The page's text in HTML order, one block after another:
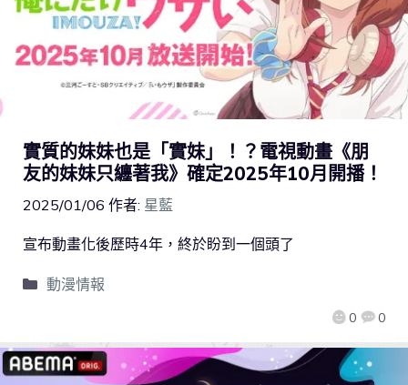
實質的妹妹也是「實妹」！？電視動畫《朋
友的妹妹只纏著我》確定2025年10月開播！
2025/01/06 作者: 星藍
0 0
宣布動畫化後歷時4年，終於盼到一個頭了
動漫情報